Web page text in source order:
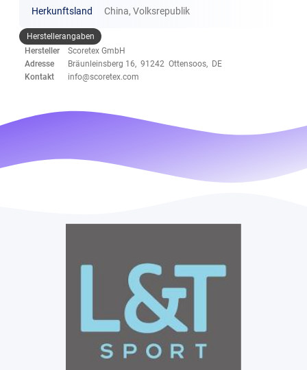
Herkunftsland China, Volksrepublik
Herstellerangaben
Hersteller
Scoretex GmbH
Adresse
Bräunleinsberg 16, 91242 Ottensoos, DE
Kontakt
info@scoretex.com